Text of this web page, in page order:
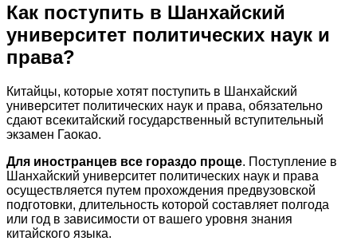
Как поступить в Шанхайский
университет политических наук и
права?
Китайцы, которые хотят поступить в Шанхайский
университет политических наук и права, обязательно
сдают всекитайский государственный вступительный
экзамен Гаокао.
Для иностранцев все гораздо проще. Поступление в
Шанхайский университет политических наук и права
осуществляется путем прохождения предвузовской
подготовки, длительность которой составляет полгода
или год в зависимости от вашего уровня знания
китайского языка.